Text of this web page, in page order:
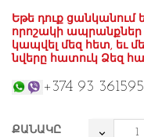
Եթե դուք ցանկանում
որոշակի ապրանքներ
կապվել մեզ հետ, եւ
նվերը հատուկ Ձեզ
+374 93 361595
ՔԱՆԱԿԸ